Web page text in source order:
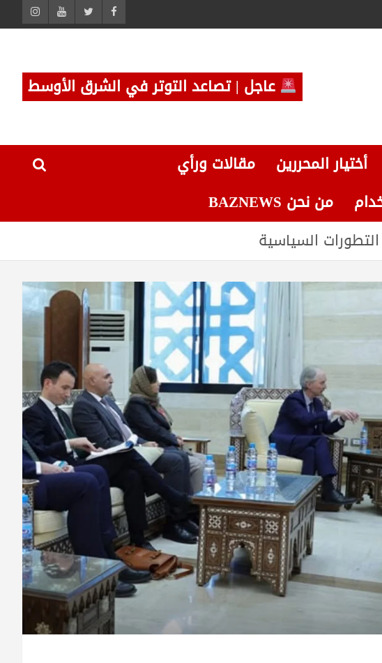
عاجل | تصاعد التوتر في الشرق الأوسط
أختيار المحررين
مقالات ورأي
من نحن BAZNEWS